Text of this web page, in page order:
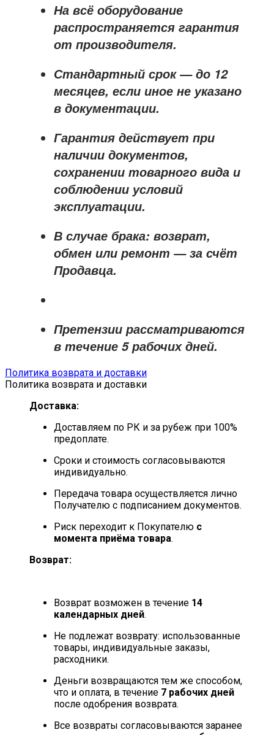
На всё оборудование
распространяется гарантия
от производителя.
Стандартный срок — до 12
месяцев, если иное не указано
в документации.
Гарантия действует при
наличии документов,
сохранении товарного вида и
соблюдении условий
эксплуатации.
В случае брака: возврат,
обмен или ремонт —за счёт
Продавца.
Претензии рассматриваются
в течение 5 рабочих дней.
Политика возврата и доставки
Политика возврата и доставки
Доставка:
Доставляем по РК и за рубеж при 100%
предоплате.
Сроки и стоимость согласовываются
индивидуально.
Передача товара осуществляется лично
Получателю с подписанием документов.
Риск переходит к Покупателю с
момента приёма товара.
Возврат:
Возврат возможен в течение 14
календарных дней.
Не подлежат возврату: использованные
товары, индивидуальные заказы,
расходники.
Деньги возвращаются тем же способом,
что и оплата, в течение 7 рабочих дней
после одобрения возврата.
Все возвраты согласовываются заранее